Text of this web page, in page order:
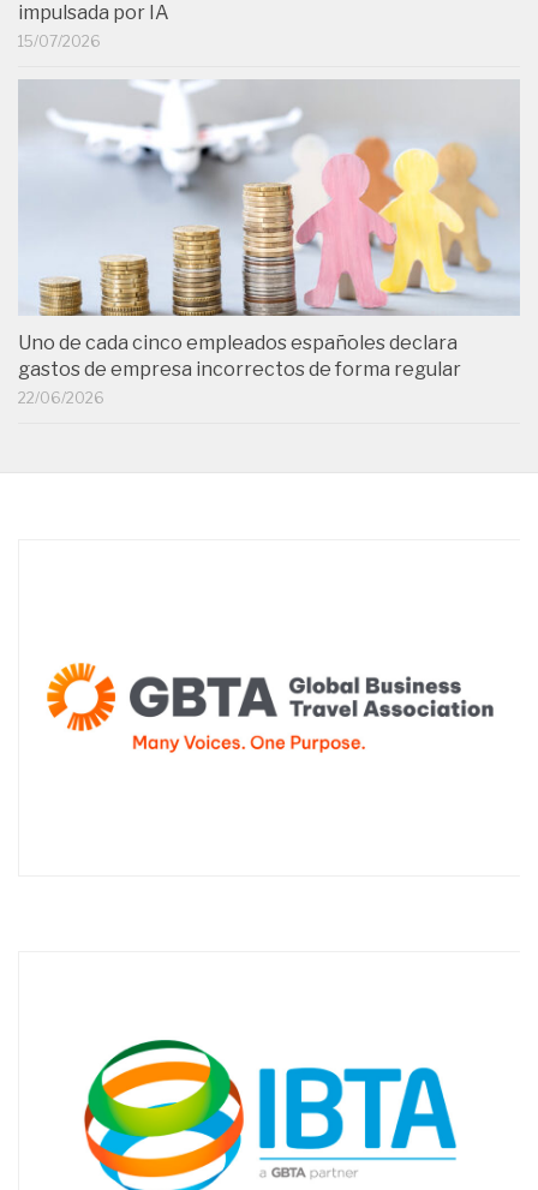
impulsada por IA
15/07/2026
Uno de cada cinco empleados españoles declara
gastos de empresa incorrectos de forma regular
22/06/2026